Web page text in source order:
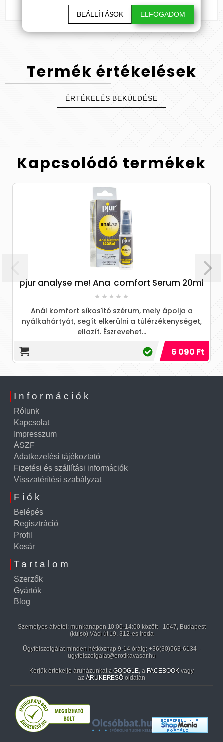
Termék értékelések
ÉRTÉKELÉS BEKÜLDÉSE
Kapcsolódó termékek
pjur analyse me! Anal comfort Serum 20ml
Anál komfort síkosító szérum, mely ápolja a
nyálkahártyát, segít elkerülni a túlérzékenységet,
ellazít. Észrevehet...
6 090 Ft
Információk
Rólunk
Kapcsolat
Impresszum
ÁSZF
Adatkezelési tájékoztató
Fizetési és szállítási információk
Visszatérítési szabályzat
Fiók
Belépés
Regisztráció
Profil
Kosár
Tartalom
Szerzők
Gyártók
Blog
Személyes átvétel: munkanapon 10:00-14:00 között · 1047, Budapest
(külső) Váci út 19. 312-es iroda
Ügyfélszolgálat minden hétköznap 9-14 óráig: +36(30)563-6134 ·
ugyfelszolgalat@erotikavasar.hu
Kérjük értékelje áruházunkat a GOOGLE, a FACEBOOK vagy
az ÁRUKERESŐ oldalán
BEÁLLÍTÁSOK ELFOGADOM